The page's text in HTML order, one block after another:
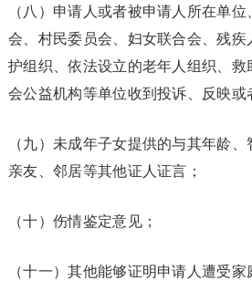
（八）申请人或者被申请人所在单
会、村民委员会、妇女联合会、残疾
护组织、依法设立的老年人组织、救
会公益机构等单位收到投诉、反映或
（九）未成年子女提供的与其年龄
亲友、邻居等其他证人证言；
（十）伤情鉴定意见；
（十一）其他能够证明申请人遭受